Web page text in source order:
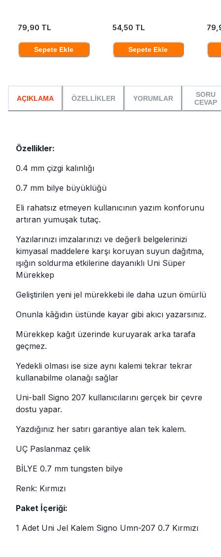
79,90 TL
Sepete Ekle
54,50 TL
Sepete Ekle
AÇIKLAMA ÖZELLİKLER YORUMLAR
SORU
CEVAP
Özellikler:
0.4 mm çizgi kalınlığı
0.7 mm bilye büyüklüğü
Eli rahatsız etmeyen kullanıcının yazım konforunu
artıran yumuşak tutaç.
Yazılarınızı imzalarınızı ve değerli belgelerinizi
kimyasal maddelere karşı koruyan suyun dağıtma,
ışığın soldurma etkilerine dayanıklı Uni Süper
Mürekkep
Geliştirilen yeni jel mürekkebi ile daha uzun ömürlü
Onunla kâğıdın üstünde kayar gibi akıcı yazarsınız.
Mürekkep kağıt üzerinde kuruyarak arka tarafa
geçmez.
Yedekli olması ise size aynı kalemi tekrar tekrar
kullanabilme olanağı sağlar
Uni-ball Signo 207 kullanıcılarını gerçek bir çevre
dostu yapar.
Yazdığınız her satırı garantiye alan tek kalem.
UÇ Paslanmaz çelik
BİLYE 0.7 mm tungsten bilye
Renk: Kırmızı
Paket İçeriği:
1 Adet Uni Jel Kalem Signo Umn-207 0.7 Kırmızı